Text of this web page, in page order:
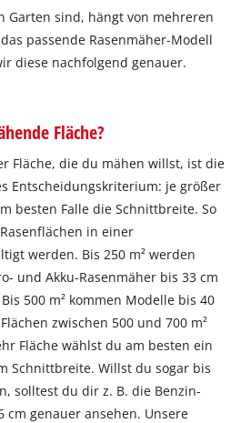
Garten sind, hängt von mehreren
passende Rasenmäher-Modell
diese nachfolgend genauer.
Fläche?
Fläche, die du mähen willst, ist die
Entscheidungskriterium: je größer
besten Falle die Schnittbreite. So
in einer
werden. Bis 250 m² werden
und Akku-Rasenmäher bis 33 cm
500 m² kommen Modelle bis 40
zwischen 500 und 700 m²
Fläche wählst du am besten ein
Schnittbreite. Willst du sogar bis
solltest du dir z. B. die Benzin-
cm genauer ansehen. Unsere